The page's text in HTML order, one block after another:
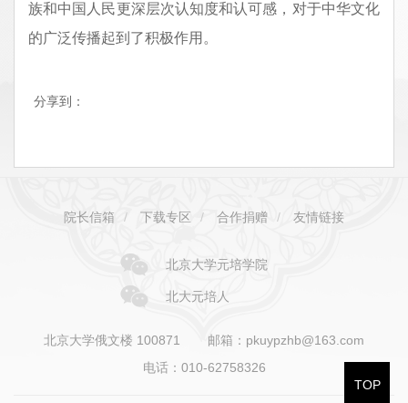
族和中国人民更深层次认知度和认可感，对于中华文化
的广泛传播起到了积极作用。
分享到：
TOP
院长信箱 / 下载专区 / 合作捐赠 / 友情链接
北京大学元培学院
北大元培人
北京大学俄文楼 100871
邮箱：pkuypzhb@163.com
电话：010-62758326